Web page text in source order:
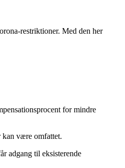
restriktioner. Med den her
for mindre
kan være omfattet.
adgang til eksisterende